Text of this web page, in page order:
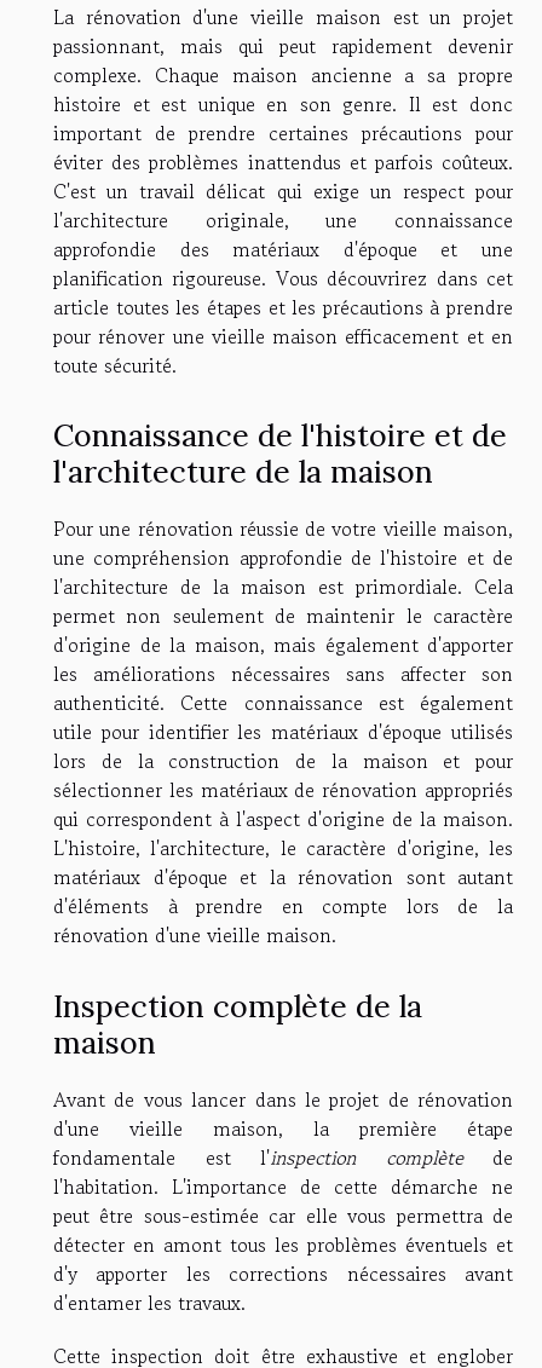
La rénovation d'une vieille maison est un projet
passionnant, mais qui peut rapidement devenir
complexe. Chaque maison ancienne a sa propre
histoire et est unique en son genre. Il est donc
important de prendre certaines précautions pour
éviter des problèmes inattendus et parfois coûteux.
C'est un travail délicat qui exige un respect pour
l'architecture originale, une connaissance
approfondie des matériaux d'époque et une
planification rigoureuse. Vous découvrirez dans cet
article toutes les étapes et les précautions à prendre
pour rénover une vieille maison efficacement et en
toute sécurité.
Connaissance de l'histoire et de
l'architecture de la maison
Pour une rénovation réussie de votre vieille maison,
une compréhension approfondie de l'histoire et de
l'architecture de la maison est primordiale. Cela
permet non seulement de maintenir le caractère
d'origine de la maison, mais également d'apporter
les améliorations nécessaires sans affecter son
authenticité. Cette connaissance est également
utile pour identifier les matériaux d'époque utilisés
lors de la construction de la maison et pour
sélectionner les matériaux de rénovation appropriés
qui correspondent à l'aspect d'origine de la maison.
L'histoire, l'architecture, le caractère d'origine, les
matériaux d'époque et la rénovation sont autant
d'éléments à prendre en compte lors de la
rénovation d'une vieille maison.
Inspection complète de la
maison
Avant de vous lancer dans le projet de rénovation
d'une vieille maison, la première étape
fondamentale est l'inspection complètede
l'habitation. L'importance de cette démarche ne
peut être sous-estimée car elle vous permettra de
détecter en amont tous les problèmes éventuels et
d'y apporter les corrections nécessaires avant
d'entamer les travaux.
Cette inspection doit être exhaustive et englober